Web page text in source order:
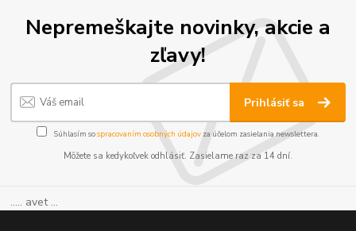
Nepremeškajte novinky, akcie a
zľavy!
Prihlásiť sa
Súhlasím sospracovaním osobných údajov za účelom zasielania newslettera.
Môžete sa kedykoľvek odhlásiť. Zasielame raz za 14 dní.
..... avet ...